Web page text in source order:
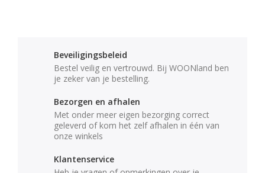
Beveiligingsbeleid
Bestel veilig en vertrouwd. Bij WOONland ben
je zeker van je bestelling.
Bezorgen en afhalen
Met onder meer eigen bezorging correct
geleverd of kom het zelf afhalen in één van
onze winkels
Klantenservice